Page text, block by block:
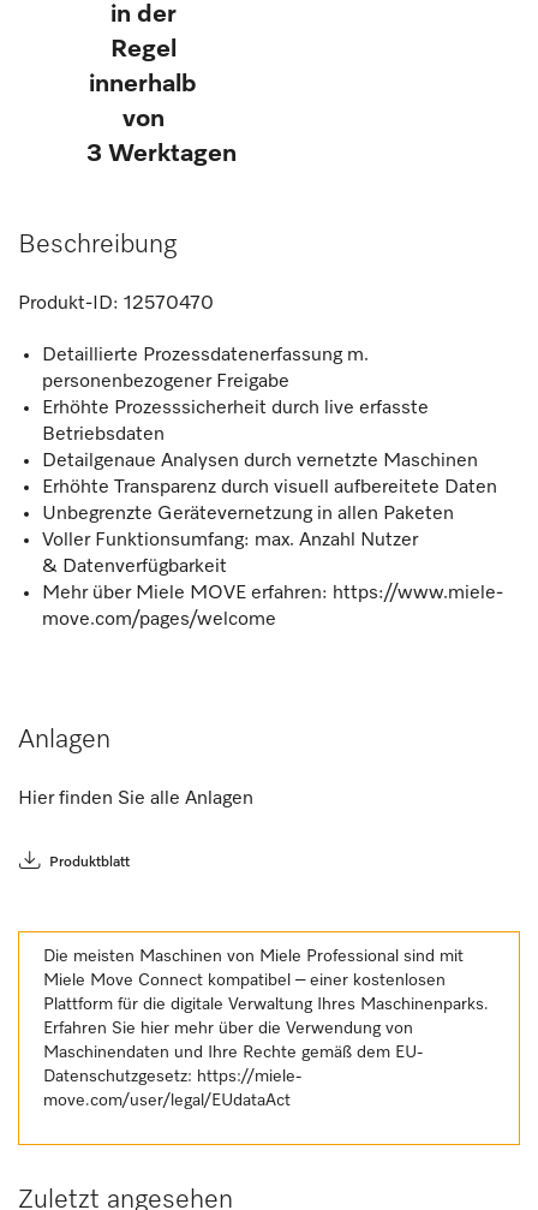
in der
Regel
innerhalb
von
3 Werktagen
Beschreibung
Produkt-ID: 12570470
Detaillierte Prozessdatenerfassung m.
personenbezogener Freigabe
Erhöhte Prozesssicherheit durch live erfasste
Betriebsdaten
Detailgenaue Analysen durch vernetzte Maschinen
Erhöhte Transparenz durch visuell aufbereitete Daten
Unbegrenzte Gerätevernetzung in allen Paketen
Voller Funktionsumfang: max. Anzahl Nutzer
& Datenverfügbarkeit
Mehr über Miele MOVE erfahren: https://www.miele-
move.com/pages/welcome
Anlagen
Hier finden Sie alle Anlagen
Produktblatt
Die meisten Maschinen von Miele Professional sind mit
Miele Move Connect kompatibel – einer kostenlosen
Plattform für die digitale Verwaltung Ihres Maschinenparks.
Erfahren Sie hier mehr über die Verwendung von
Maschinendaten und Ihre Rechte gemäß dem EU-
Datenschutzgesetz: https://miele-
move.com/user/legal/EUdataAct
Zuletzt angesehen